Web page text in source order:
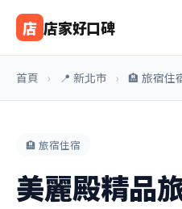
店 店家好口碑
首頁 › 📍 新北市 › 🏨 旅宿住
🏨 旅宿住宿
美麗殿精品